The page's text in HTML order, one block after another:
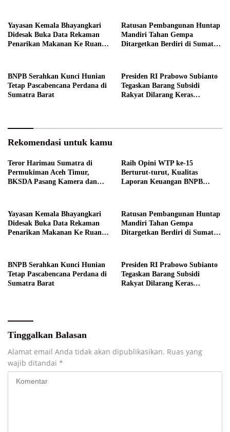
Yayasan Kemala Bhayangkari
Didesak Buka Data Rekaman
Penarikan Makanan Ke Ruang
Ratusan Pembangunan Huntap
Mandiri Tahan Gempa
Ditargetkan Berdiri di Sumatra
BNPB Serahkan Kunci Hunian
Tetap Pascabencana Perdana di
Sumatra Barat
Presiden RI Prabowo Subianto
Tegaskan Barang Subsidi
Rakyat Dilarang Keras
Rekomendasi untuk kamu
Teror Harimau Sumatra di
Permukiman Aceh Timur,
BKSDA Pasang Kamera dan
Raih Opini WTP ke-15
Berturut-turut, Kualitas
Laporan Keuangan BNPB
Yayasan Kemala Bhayangkari
Didesak Buka Data Rekaman
Penarikan Makanan Ke Ruang
Ratusan Pembangunan Huntap
Mandiri Tahan Gempa
Ditargetkan Berdiri di Sumatra
BNPB Serahkan Kunci Hunian
Tetap Pascabencana Perdana di
Sumatra Barat
Presiden RI Prabowo Subianto
Tegaskan Barang Subsidi
Rakyat Dilarang Keras
Tinggalkan Balasan
Alamat email Anda tidak akan dipublikasikan. Ruas yang
wajib ditandai *